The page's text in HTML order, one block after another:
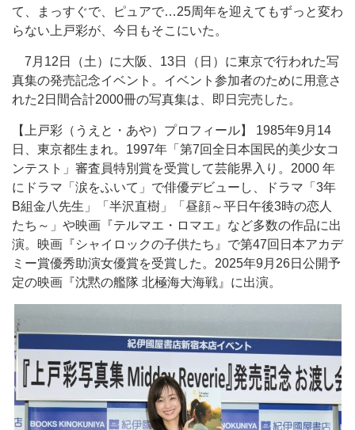
て、まっすぐで、ピュアで…25周年を迎えてもずっと変わ
らない上戸彩が、今日もそこにいた。
7月12日（土）に大阪、13日（日）に東京で行われた写
真集の発売記念イベント。イベント参加者のために用意さ
れた2日間合計2000冊の写真集は、即日完売した。
【上戸彩（うえと・あや）プロフィール】 1985年9月14
日、東京都生まれ。1997年「第7回全日本国民的美少女コ
ンテスト」審査員特別賞を受賞して芸能界入り。2000 年
にドラマ「涙をふいて」で俳優デビューし、ドラマ「3年
B組金八先生」「半沢直樹」「昼顔～平日午後3時の恋人
たち～」や映画『テルマエ・ロマエ』など多数の作品に出
演。映画『シャイロックの子供たち』で第47回日本アカデ
ミー賞優秀助演女優賞を受賞した。2025年9月26日公開予
定の映画『沈黙の艦隊 北極海大海戦』に出演。